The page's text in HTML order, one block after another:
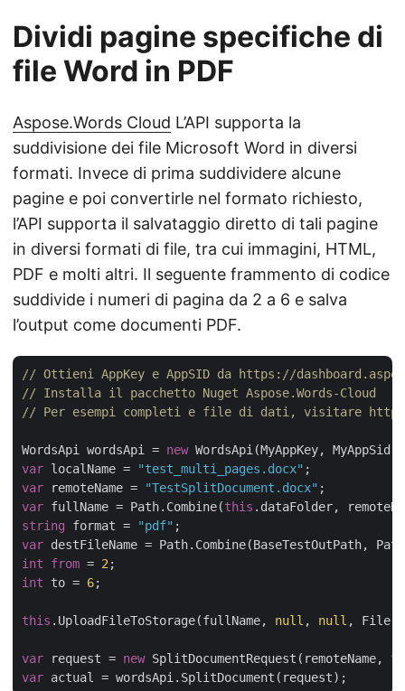
Dividi pagine specifiche di
file Word in PDF
Aspose.Words Cloud L’API supporta la
suddivisione dei file Microsoft Word in diversi
formati. Invece di prima suddividere alcune
pagine e poi convertirle nel formato richiesto,
l’API supporta il salvataggio diretto di tali pagine
in diversi formati di file, tra cui immagini, HTML,
PDF e molti altri. Il seguente frammento di codice
suddivide i numeri di pagina da 2 a 6 e salva
l’output come documenti PDF.
// Ottieni AppKey e AppSID da https://
// Installa il pacchetto Nuget Aspose.Words-Cloud
// Per esempi completi e file di dati, visitare https://
WordsApi wordsApi = new
var localName = "test_multi_pages.docx"
var remoteName = "TestSplitDocument.docx"
var fullName = Path.Combine(this
string format = "pdf"
var destFileName = Path.Combine(BaseTestOutPath,
int
from = 2
int to = 6;
this .UploadFileToStorage(fullName, null , null ,
var request = new SplitDocumentRequest(remoteName,
var